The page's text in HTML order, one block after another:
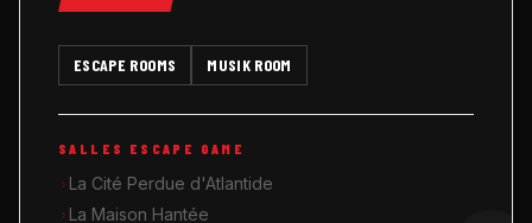
ESCAPE ROOMS MUSIK ROOM
SALLES ESCAPE GAME
La Cité Perdue d'Atlantide
La Maison Hantée